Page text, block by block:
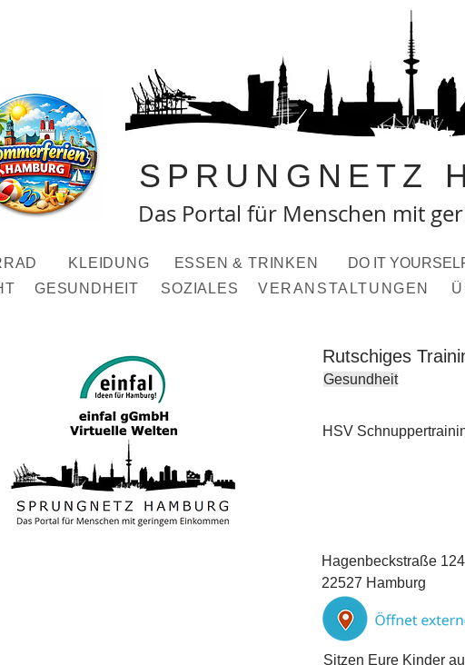
SPRUNGNETZ
Das Portal für Menschen mit
KLEIDUNG
GESUNDHEIT
DO IT
ESSEN & TRINKEN
SOZIALES
VERANSTALTUNGEN
Rutschiges
Gesundheit
HSV
Hagenbeckstraße 124
22527 Hamburg
Sitzen Eure Kinder